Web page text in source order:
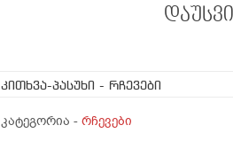
კითხვა-პასუხი - რჩევები
კატეგორია - რჩევები